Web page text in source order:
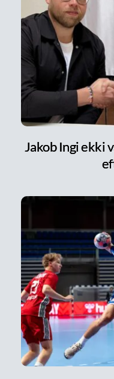
Jakob Ingi ekki